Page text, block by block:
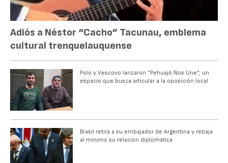
Adiós a Néstor “Cacho” Tacunau, emblema
cultural trenquelauquense
Polo y Vescovo lanzaron "Pehuajó Nos Une", un
espacio que busca articular a la oposición local
Brasil retira a su embajador de Argentina y rebaja
al mínimo su relación diplomática